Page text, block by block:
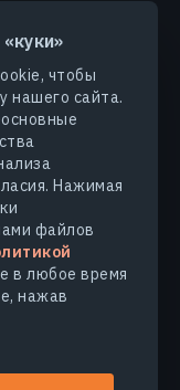
чтобы
нашего сайта.
Нажимая
файлов
в любое время
нажав